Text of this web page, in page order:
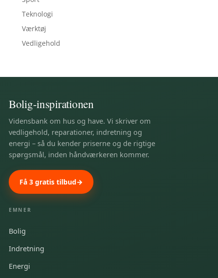
Teknologi
Værktøj
Vedligehold
Bolig-inspirationen
Vidensbank om hus og have. Vi skriver om
vedligehold, reparationer, indretning og
energi – så du kender priserne og de rigtige
spørgsmål, inden håndværkeren kommer.
Få 3 gratis tilbud
EMNER
Bolig
Indretning
Energi